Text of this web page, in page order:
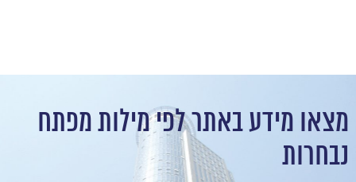
מצאו מידע באתר לפי מילות מפתח
נבחרות